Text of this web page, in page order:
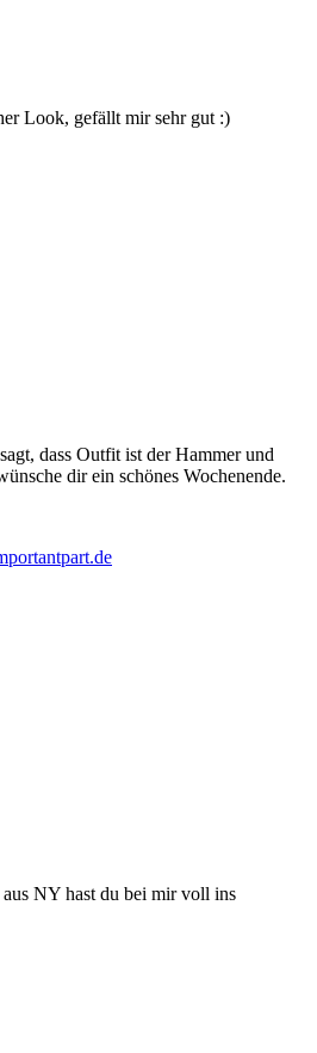
Look, gefällt mir sehr gut :)
dass Outfit ist der Hammer und
dir ein schönes Wochenende.
NY hast du bei mir voll ins